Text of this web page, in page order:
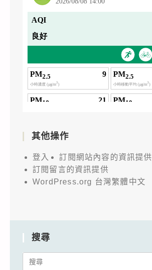
其他操作
登入
訂閱網站內容的資訊提供
訂閱留言的資訊提供
WordPress.org 台灣繁體中文
搜尋
Search